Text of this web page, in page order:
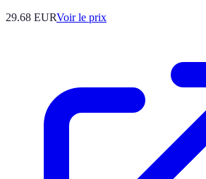
29.68 EURVoir le prix